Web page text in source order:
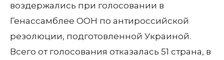
воздержались при голосовании в
Генассамблее ООН по антироссийской
резолюции, подготовленной Украиной.
Всего от голосования отказалась 51 страна, в